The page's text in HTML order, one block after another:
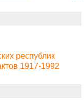
республик
1917-1992